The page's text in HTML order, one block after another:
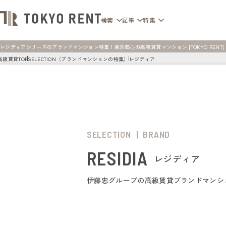
検索 記事 特集
レジディアシリーズのブランドマンション特集 | 東京都心の高級賃貸マンション [TOKYO RENT]
級賃貸TOPSELECTION（ブランドマンションの特集）レジディア
SELECTION BRAND
RESIDIA レジディア
伊藤忠グループの高級賃貸ブランドマンシ